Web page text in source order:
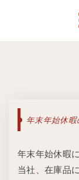
年末年始休暇
年末年始休暇
当社、在庫品